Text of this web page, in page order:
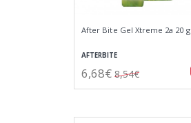
After Bite Gel Xtreme 2a 20 g
AFTERBITE
6,68€ 8,54€